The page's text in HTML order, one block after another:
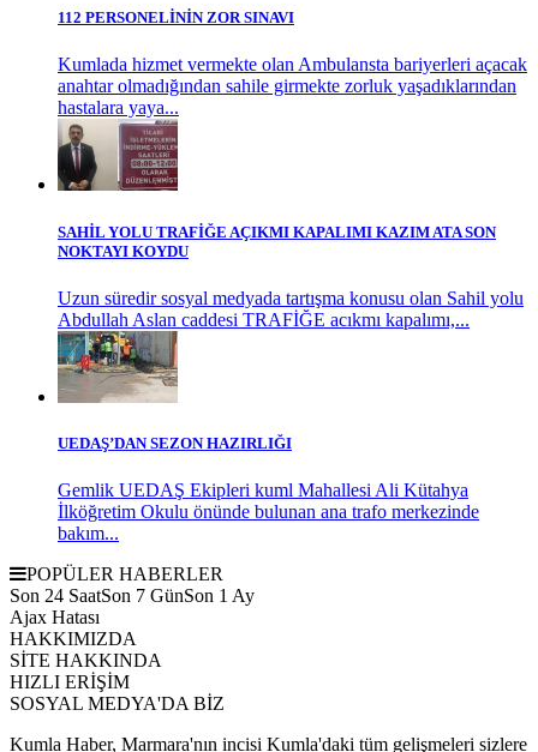
112 PERSONELİNİN ZOR SINAVI
Kumlada hizmet vermekte olan Ambulansta bariyerleri açacak
anahtar olmadığından sahile girmekte zorluk yaşadıklarından
hastalara yaya...
SAHİL YOLU TRAFİĞE AÇIKMI KAPALIMI KAZIM ATA SON
NOKTAYI KOYDU
Uzun süredir sosyal medyada tartışma konusu olan Sahil yolu
Abdullah Aslan caddesi TRAFİĞE acıkmı kapalımı,...
UEDAŞ’DAN SEZON HAZIRLIĞI
Gemlik UEDAŞ Ekipleri kuml Mahallesi Ali Kütahya
İlköğretim Okulu önünde bulunan ana trafo merkezinde
bakım...
POPÜLER HABERLER
Son 24 SaatSon 7 GünSon 1 Ay
Ajax Hatası
HAKKIMIZDA
SİTE HAKKINDA
HIZLI ERİŞİM
SOSYAL MEDYA'DA BİZ
Kumla Haber, Marmara'nın incisi Kumla'daki tüm gelişmeleri sizlere